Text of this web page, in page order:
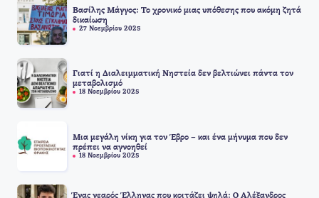
Βασίλης Μάγγος: Το χρονικό μιας υπόθεσης που ακόμη ζητά
δικαίωση
27 Νοεμβρίου 2025
Γιατί η Διαλειμματική Νηστεία δεν βελτιώνει πάντα τον
μεταβολισμό
18 Νοεμβρίου 2025
Μια μεγάλη νίκη για τον Έβρο – και ένα μήνυμα που δεν
πρέπει να αγνοηθεί
18 Νοεμβρίου 2025
Ένας νεαρός Έλληνας που κοιτάζει ψηλά: Ο Αλέξανδρος